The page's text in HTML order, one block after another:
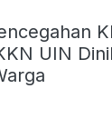
UIN